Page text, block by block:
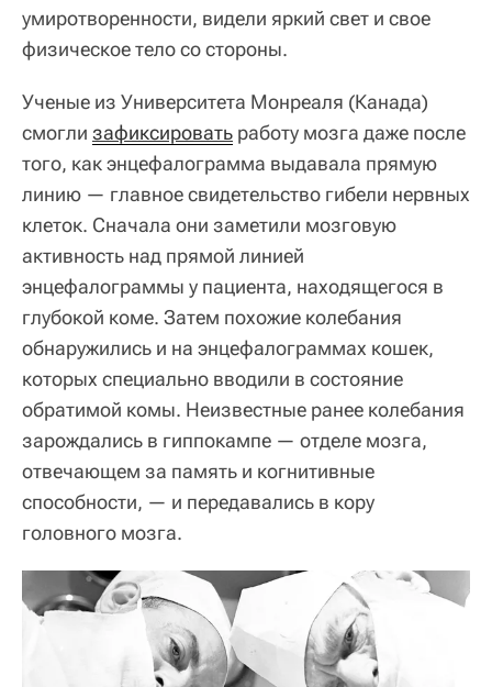
умиротворенности, видели яркий свет и свое
физическое тело со стороны.
Ученые из Университета Монреаля (Канада)
смогли зафиксировать работу мозга даже после
того, как энцефалограмма выдавала прямую
линию — главное свидетельство гибели нервных
клеток. Сначала они заметили мозговую
активность над прямой линией
энцефалограммы у пациента, находящегося в
глубокой коме. Затем похожие колебания
обнаружились и на энцефалограммах кошек,
которых специально вводили в состояние
обратимой комы. Неизвестные ранее колебания
зарождались в гиппокампе — отделе мозга,
отвечающем за память и когнитивные
способности, — и передавались в кору
головного мозга.